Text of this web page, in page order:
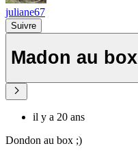
juliane67
Suivre
Madon au box
il y a 20 ans
Dondon au box ;)